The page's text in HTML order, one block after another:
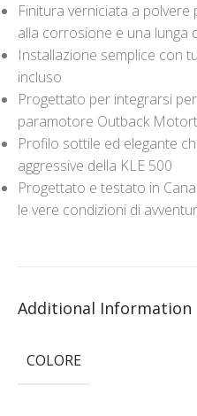
Finitura verniciata a polvere
alla corrosione e una lunga
Installazione semplice con
incluso
Progettato per integrarsi
paramotore Outback
Profilo sottile ed elegante
aggressive della KLE 500
Progettato e testato in
le vere condizioni di
Additional Information
COLORE